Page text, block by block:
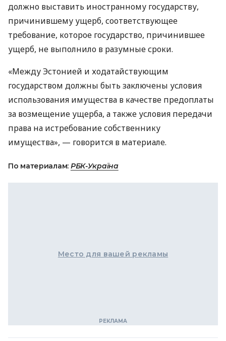
должно выставить иностранному государству,
причинившему ущерб, соответствующее
требование, которое государство, причинившее
ущерб, не выполнило в разумные сроки.
«Между Эстонией и ходатайствующим
государством должны быть заключены условия
использования имущества в качестве предоплаты
за возмещение ущерба, а также условия передачи
права на истребование собственнику
имущества», — говорится в материале.
По материалам: РБК-Україна
Место для вашей рекламы